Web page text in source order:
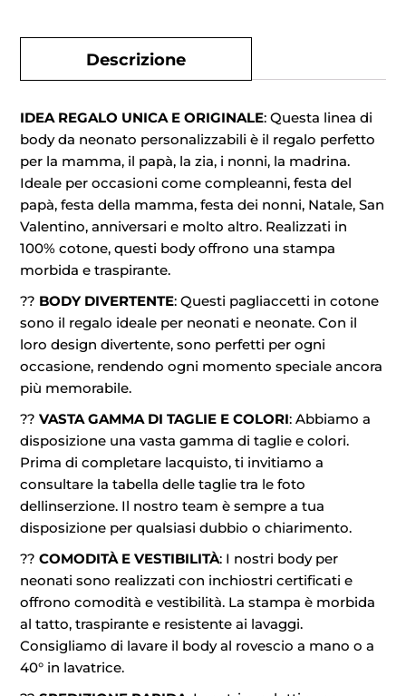
Descrizione
IDEA REGALO UNICA E ORIGINALE: Questa linea di
body da neonato personalizzabili è il regalo perfetto
per la mamma, il papà, la zia, i nonni, la madrina.
Ideale per occasioni come compleanni, festa del
papà, festa della mamma, festa dei nonni, Natale, San
Valentino, anniversari e molto altro. Realizzati in
100% cotone, questi body offrono una stampa
morbida e traspirante.
?? BODY DIVERTENTE: Questi pagliaccetti in cotone
sono il regalo ideale per neonati e neonate. Con il
loro design divertente, sono perfetti per ogni
occasione, rendendo ogni momento speciale ancora
più memorabile.
??VASTA GAMMA DI TAGLIE E COLORI: Abbiamo a
disposizione una vasta gamma di taglie e colori.
Prima di completare lacquisto, ti invitiamo a
consultare la tabella delle taglie tra le foto
dellinserzione. Il nostro team è sempre a tua
disposizione per qualsiasi dubbio o chiarimento.
??COMODITÀ E VESTIBILITÀ: I nostri body per
neonati sono realizzati con inchiostri certificati e
offrono comodità e vestibilità. La stampa è morbida
al tatto, traspirante e resistente ai lavaggi.
Consigliamo di lavare il body al rovescio a mano o a
40° in lavatrice.